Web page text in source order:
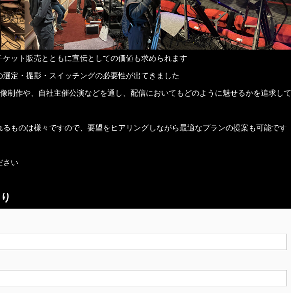
ット販売とともに宣伝としての価値も求められます
定・撮影・スイッチングの必要性が出てきました
制作や、自社主催公演などを通し、配信においてもどのように魅せるかを追求して
ものは様々ですので、要望をヒアリングしながら最適なプランの提案も可能です
さい